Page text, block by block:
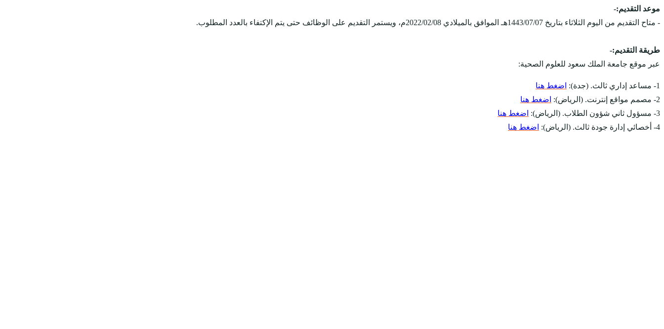
موعد التقديم:-
- متاح التقديم من اليوم الثلاثاء بتاريخ 1443/07/07هـ الموافق بالميلادي 2022/02/08م، ويستمر التقديم على الوظائف حتى يتم الإكتفاء بالعدد المطلوب.
طريقة التقديم:-
عبر موقع جامعة الملك سعود للعلوم الصحية:
1- مساعد إداري ثالث. (جدة):
اضغط هنا
2- مصمم مواقع إنترنت. (الرياض):
اضغط هنا
3- مسؤول ثاني شؤون الطلاب. (الرياض):
اضغط هنا
4- أخصائي إدارة جودة ثالث. (الرياض):
اضغط هنا